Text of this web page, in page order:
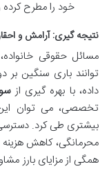
خود را مطرح کرده
نتیجه گیری: آرامش و
مسائل حقوقی
توانند باری سنگین بر
داده، با بهره گیری از
تخصصی، می توان این
محرمانگی، کاهش هزینه
همگی از مزایای بارز